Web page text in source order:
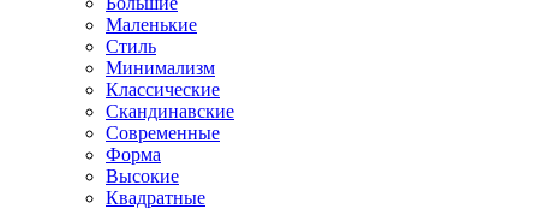
Маленькие
Стиль
Минимализм
Классические
Скандинавские
Современные
Форма
Высокие
Квадратные